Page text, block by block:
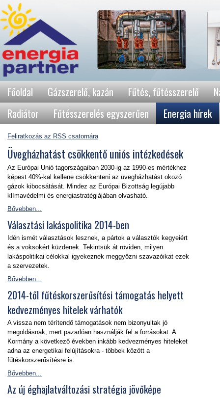
Főoldal Gázszerelő, kazán Fűtés, fűtésszerelő
Radiátor
Fűtésszerelés egyszerűen Energia hírek
Feliratkozás az RSS csatornára
Üvegházhatást csökkentő uniós intézkedések
Az Európai Unió tagországaiban 2030-ig az 1990-es mértékhez
képest 40%-kal kellene csökkenteni az üvegházhatást okozó
gázok kibocsátását. Mindez az Európai Bizottság legújabb
klímavédelmi és energiastratégiájában olvasható.
Bővebben...
Választási lakáspolitika 2014-ben
Idén ismét választások lesznek, a pártok a választók kegyeiért
és a voksokért küzdenek. Tekintsük át röviden, milyen
lakáspolitikai célokkal igyekeznek meggyőzni szavazóikat ezek
a szervezetek.
Bővebben...
2014-től fűtéskorszerűsítési támogatás helyett
kedvezményes hitelek várhatók
A vissza nem térítendő támogatások nem bizonyultak jó
megoldásnak, mert pazarlóan használják fel a forrásokat. A
Kormány a következő években inkább kedvezményes hiteleket
adna az energetikai felújításokra - többek között a
fűtéskorszerűsítésre is.
Bővebben...
Az új éghajlatváltozási stratégia jövőképe